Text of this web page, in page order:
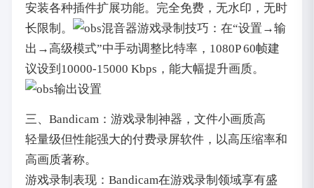
安装各种插件扩展功能。完全免费，无水印，无时
长限制。
游戏录制技巧：在“设置→输
出→高级模式”中手动调整比特率，1080P 60帧建
议设到10000-15000 Kbps，能大幅提升画质。
三、Bandicam：游戏录制神器，文件小画质高
轻量级但性能强大的付费录屏软件，以高压缩率和
高画质著称。
游戏录制表现：Bandicam在游戏录制领域享有盛